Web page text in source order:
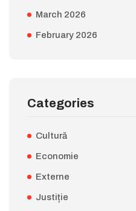
March 2026
February 2026
Categories
Cultură
Economie
Externe
Justiție